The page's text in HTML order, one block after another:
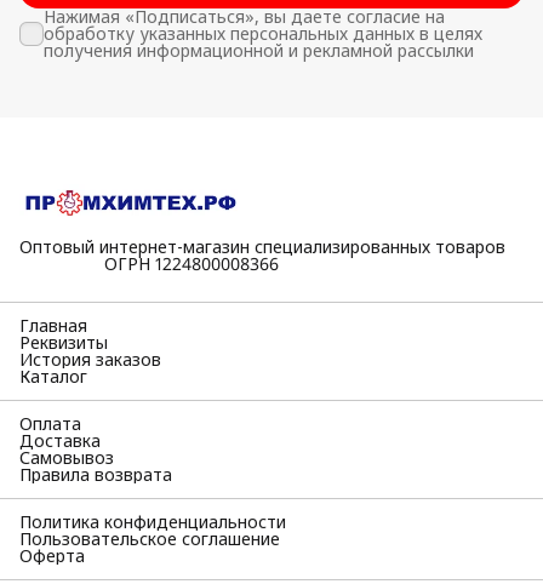
Нажимая «Подписаться», вы даете согласие на
обработку указанных персональных данных в целях
получения информационной и рекламной рассылки
Оптовый интернет-магазин специализированных товаров
⠀⠀⠀⠀⠀⠀⠀ОГРН 1224800008366
Главная
Реквизиты
История заказов
Каталог
Оплата
Доставка
Самовывоз
Правила возврата
Политика конфиденциальности
Пользовательское соглашение
Оферта